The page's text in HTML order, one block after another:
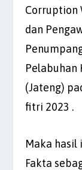
Corruption
dan
Pelabuhan
(Jateng)
fitri 2023 .
Maka hasil
Fakta